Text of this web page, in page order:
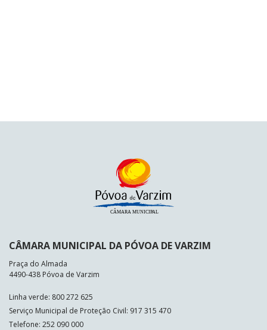
CÂMARA MUNICIPAL DA PÓVOA DE VARZIM
Praça do Almada
4490-438 Póvoa de Varzim
Linha verde: 800 272 625
Serviço Municipal de Proteção Civil: 917 315 470
Telefone: 252 090 000